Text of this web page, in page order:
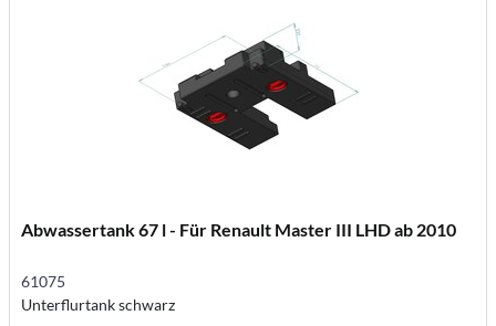
Abwassertank 67 l - Für Renault Master III LHD ab 2010
61075
Unterflurtank schwarz